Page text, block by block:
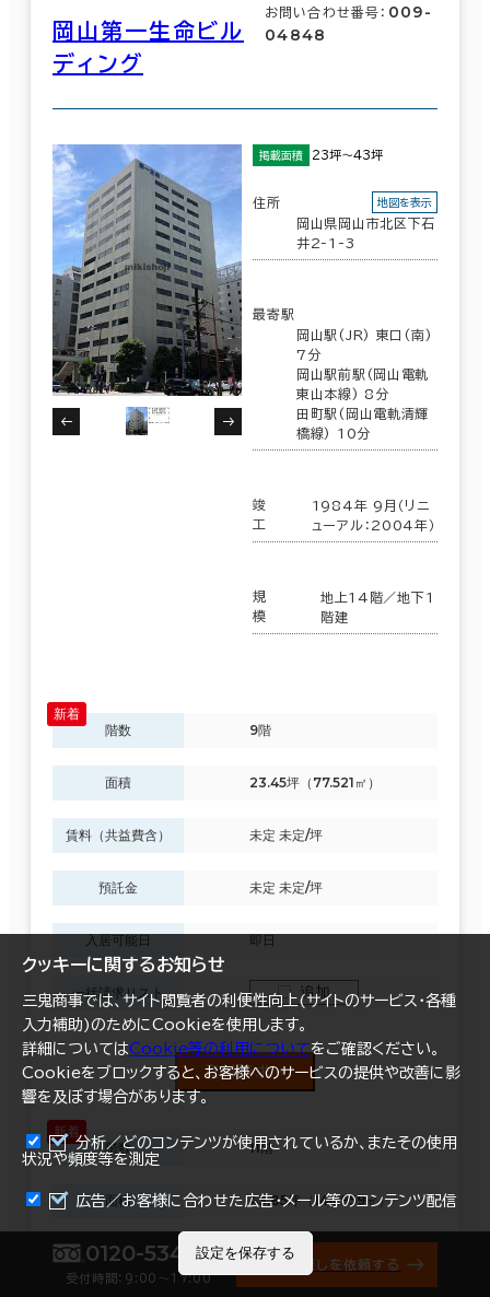
岡山第一生命ビル
ディング
お問い合わせ番号： 009-
04848
掲載面積 23坪～43坪
住所
岡山県岡山市北区下石
井2-1-3
地図を表示
最寄駅
岡山駅(JR) 東口(南)
7分
岡山駅前駅(岡山電軌
東山本線) 8分
田町駅(岡山電軌清輝
橋線) 10分
竣
工
1984年 9月（リニ
ューアル：2004年）
規
模
地上14階／地下1
階建
階数 9階
面積 23.45坪（77.521㎡）
賃料（共益費含） 未定 未定/坪
預託金 未定 未定/坪
入居可能日 即日
一括請求リスト 追加
資料請求
階数 11階
面積 43.85坪（144.959㎡）
賃料（共益費含） 未定 未定/坪
まとめて資料請求
0120-534-011
受付時間：9:00〜17:00
オフィス探しを依頼する
クッキーに関するお知らせ
三鬼商事では、サイト閲覧者の利便性向上(サイトのサービス・各種
入力補助)のためにCookieを使用します。
詳細についてはCookie等の利用についてをご確認ください。
Cookieをブロックすると、お客様へのサービスの提供や改善に影
響を及ぼす場合があります。
分析／どのコンテンツが使用されているか、またその使用
状況や頻度等を測定
広告／お客様に合わせた広告・メール等のコンテンツ配信
設定を保存する